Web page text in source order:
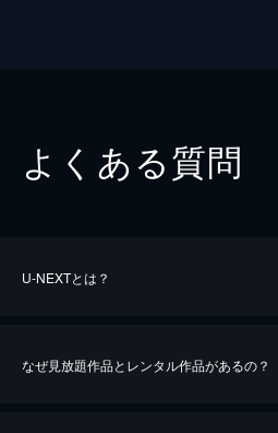
よくある質問
U-NEXTとは？
なぜ見放題作品とレンタル作品があるの？